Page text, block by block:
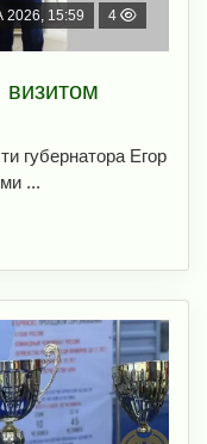
15:59 4
визитом
губернатора Егор
...